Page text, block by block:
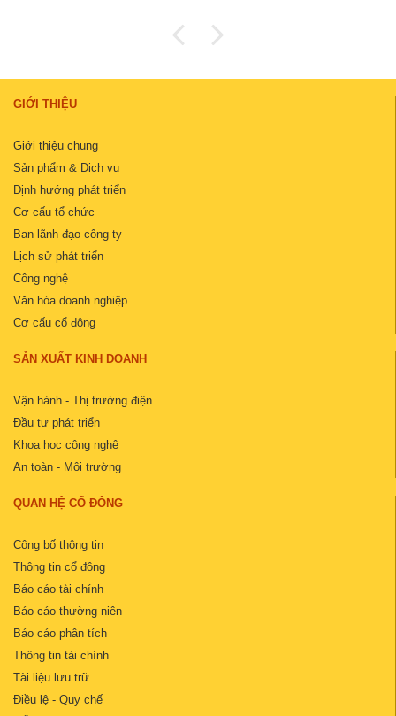
GIỚI THIỆU
Giới thiệu chung
Sản phẩm & Dịch vụ
Định hướng phát triển
Cơ cấu tổ chức
Ban lãnh đạo công ty
Lịch sử phát triển
Công nghệ
Văn hóa doanh nghiệp
Cơ cấu cổ đông
SẢN XUẤT KINH DOANH
Vận hành - Thị trường điện
Đầu tư phát triển
Khoa học công nghệ
An toàn - Môi trường
QUAN HỆ CỔ ĐÔNG
Công bố thông tin
Thông tin cổ đông
Báo cáo tài chính
Báo cáo thường niên
Báo cáo phân tích
Thông tin tài chính
Tài liệu lưu trữ
Điều lệ - Quy chế